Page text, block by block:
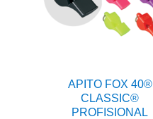
APITO FOX 40®
CLASSIC®
PROFISIONAL